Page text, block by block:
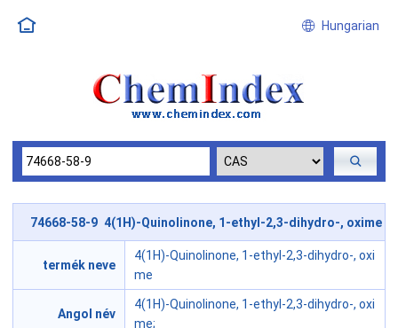
Hungarian
74668-58-9 4(1H)-Quinolinone, 1-ethyl-2,3-dihydro-, oxime
termék neve
4(1H)-Quinolinone, 1-ethyl-2,3-dihydro-, oxi
me
Angol név
4(1H)-Quinolinone, 1-ethyl-2,3-dihydro-, oxi
me;